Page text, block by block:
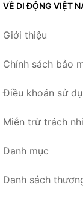
VỀ DI ĐỘNG VIỆT
Giới thiệu
Chính sách bảo
Điều khoản sử
Miễn trừ trách
Danh mục
Danh sách